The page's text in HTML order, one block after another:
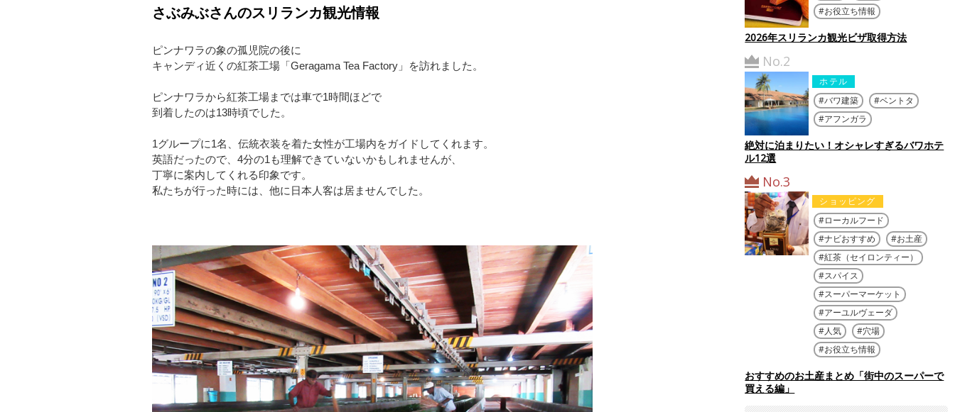
さぶみぶさんのスリランカ観光情報
ピンナワラの象の孤児院の後に
キャンディ近くの紅茶工場「Geragama Tea Factory」を訪れました。
ピンナワラから紅茶工場までは車で1時間ほどで
到着したのは13時頃でした。
1グループに1名、伝統衣装を着た女性が工場内をガイドしてくれます。
英語だったので、4分の1も理解できていないかもしれませんが、
丁寧に案内してくれる印象です。
私たちが行った時には、他に日本人客は居ませんでした。
お役立ち情報
2026年スリランカ観光ビザ取得方法
No.2
ホテル
バワ建築
ベントタ
アフンガラ
絶対に泊まりたい！オシャレすぎるバワホテ
ル12選
No.3
ショッピング
ローカルフード
ナビおすすめ
お土産
紅茶（セイロンティー）
スパイス
スーパーマーケット
アーユルヴェーダ
人気
穴場
お役立ち情報
おすすめのお土産まとめ「街中のスーパーで
買える編」